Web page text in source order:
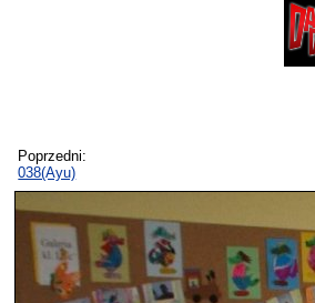
Poprzedni:
038(Ayu)